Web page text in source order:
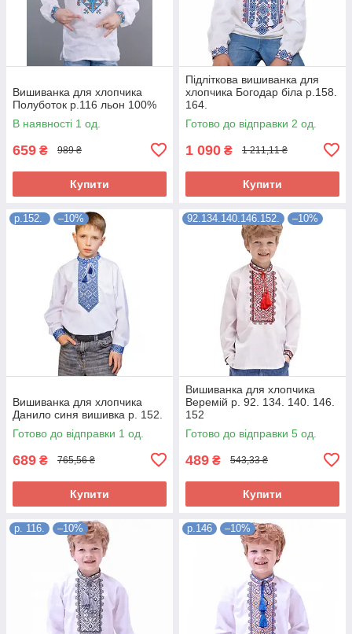
Вишиванка для хлопчика
Полуботок р.116 льон 100%
В наявності 1 од.
659 ₴ 989 ₴
Купити
Підліткова вишиванка для
хлопчика Богодар біла р.158.
164.
Готово до відправки 2 од.
1 090 ₴ 1 211,11 ₴
Купити
р.152. –10%
Вишиванка для хлопчика
Данило синя вишивка р. 152.
Готово до відправки 1 од.
689 ₴ 765,56 ₴
Купити
92.134.140.146.152. –10%
Вишиванка для хлопчика
Веремій р. 92. 134. 140. 146.
152
Готово до відправки 5 од.
489 ₴ 543,33 ₴
Купити
р. 116. –10% р.146 –10%